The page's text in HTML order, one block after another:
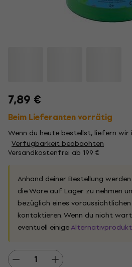
7,89 €
Beim Lieferanten vorrätig
Wenn du heute bestellst, liefern wir
Verfügbarkeit beobachten
Versandkostenfrei ab 199 €
Anhand deiner Bestellung
die Ware auf Lager zu nehmen
bezüglich eines
kontaktieren. Wenn du nicht
eventuell einige